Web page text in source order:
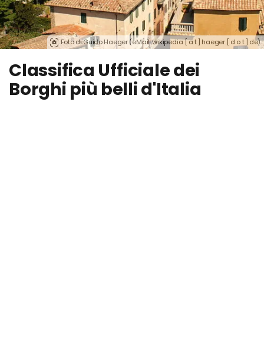
Foto di Guido Haeger (eMail: wikipedia [ a t ] haeger [ d o t ] de).
Classifica Ufficiale dei
Borghi più belli d'Italia